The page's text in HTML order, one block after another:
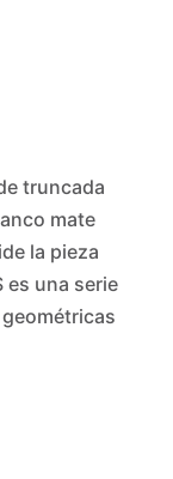
truncada
mate
la pieza
es una serie